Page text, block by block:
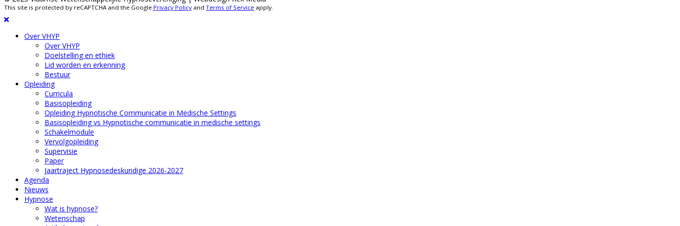
This site is protected by reCAPTCHA and the Google Privacy Policy and Terms of Service apply.
Over VHYP
Over VHYP
Doelstelling en ethiek
Lid worden en erkenning
Bestuur
Opleiding
Curricula
Basisopleiding
Opleiding Hypnotische Communicatie in Medische Settings
Basisopleiding vs Hypnotische communicatie in medische settings
Schakelmodule
Vervolgopleiding
Supervisie
Paper
Jaartraject Hypnosedeskundige 2026-2027
Agenda
Nieuws
Hypnose
Wat is hypnose?
Wetenschap